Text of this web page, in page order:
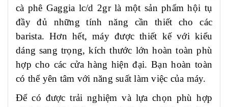
cà phê Gaggia lc/d 2gr là một sản phẩm hội tụ
đầy đủ những tính năng cần thiết cho các
barista. Hơn hết, máy được thiết kế với kiểu
dáng sang trọng, kích thước lớn hoàn toàn phù
hợp cho các cửa hàng hiện đại. Bạn hoàn toàn
có thể yên tâm với năng suất làm việc của máy.
Để có được trải nghiệm và lựa chọn phù hợp